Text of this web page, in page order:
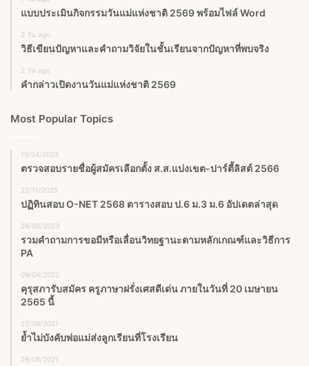
แบบประเมินกิจกรรมวันแม่แห่งชาติ 2569 พร้อมไฟล์ Word
2 วัน ago
วิธีเขียนปัญหาและคำถามวิจัยในชั้นเรียนจากปัญหาที่พบจริง
2 วัน ago
คำกล่าวเปิดงานวันแม่แห่งชาติ 2569
Most Popular Topics
15/04/2023
ตรวจสอบรายชื่อผู้สมัครเลือกตั้ง ส.ส.แบ่งเขต-ปาร์ตี้ลิสต์ 2566
22/11/2025
ปฏิทินสอบ O-NET 2568 ตารางสอบ ป.6 ม.3 ม.6 อัปเดตล่าสุด
28/09/2023
รวมคำถามการขอมีหรือเลื่อนวิทยฐานะตามหลักเกณฑ์และวิธีการ
PA
09/04/2022
คุรุสภารับสมัคร ครูภาษาฝรั่งเศสดีเด่น ภายในวันที่ 20 เมษายน
2565 นี้
22/09/2021
ย้ำไม่บังคับพ่อแม่ส่งลูกเรียนที่โรงเรียน
26/08/2021